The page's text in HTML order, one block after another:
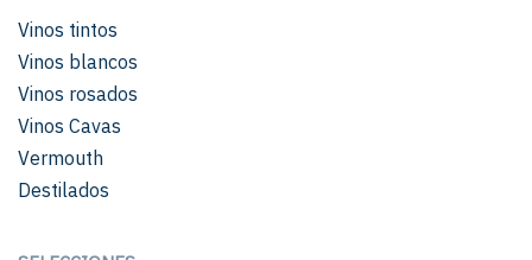
Vinos tintos
Vinos blancos
Vinos rosados
Vinos Cavas
Vermouth
Destilados